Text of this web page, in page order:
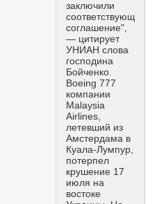
заключили
соответствующее
соглашение",
— цитирует
УНИАН слова
господина
Бойченко.
Boeing 777
компании
Malaysia
Airlines,
летевший из
Амстердама в
Куала-Лумпур,
потерпел
крушение 17
июля на
востоке